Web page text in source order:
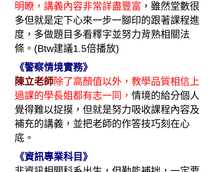
明瞭，講義內容非常詳盡豐富 ，雖然堂數很
多但就是定下心來一步一腳印的跟著課程進
度，多做題目多看釋字並努力背熟相關法
條。(Btw建議1.5倍播放)
《警察情境實務》
陳立老師除了高顏值以外，教學品質相信上
過課的學長姐都有志一同， 情境的給分個人
覺得難以捉摸，但就是努力吸收課程內容及
補充的講義，並把老師的作答技巧刻在心
底。
《資訊專業科目》